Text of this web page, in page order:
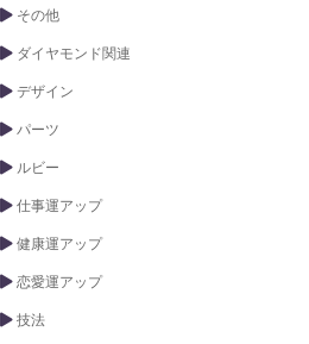
その他
ダイヤモンド関連
デザイン
パーツ
ルビー
仕事運アップ
健康運アップ
恋愛運アップ
技法